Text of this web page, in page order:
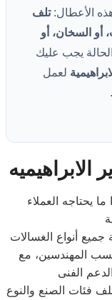
الأعطال:تلف
أو السخان، أو
يجب عليك
لعمل
يحتاجه العملاء
جميع أنواع الغسالات
المهندسين، مع
فئات الصنع والنوع